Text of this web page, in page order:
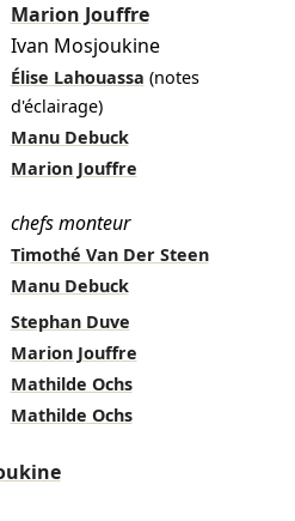
Marion Jouffre
Ivan Mosjoukine
Élise Lahouassa (notes
d'éclairage)
Manu Debuck
Marion Jouffre
chefs monteur
Timothé Van Der Steen
Manu Debuck
Stephan Duve
Marion Jouffre
Mathilde Ochs
Mathilde Ochs